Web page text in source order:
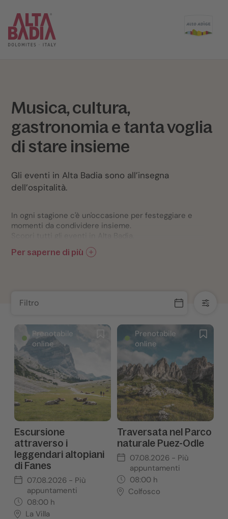
Musica, cultura,
gastronomia e tanta voglia
di stare insieme
Gli eventi in Alta Badia sono all’insegna
dell’ospitalità.
In ogni stagione c'è un'occasione per festeggiare e
momenti da condividere insieme.
Per saperne di più
Filtro
Prenotabile
online
Escursione
attraverso i
leggendari altopiani
di Fanes
07.08.2026 - Più
appuntamenti
08:00h
La Villa
Prenotabile
online
Traversata nel Parco
naturale Puez-Odle
07.08.2026 - Più
appuntamenti
08:00h
Colfosco